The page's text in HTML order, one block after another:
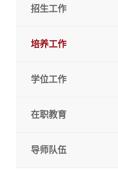
招生工作
培养工作
学位工作
在职教育
导师队伍